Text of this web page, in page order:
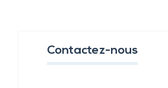
Contactez-nous